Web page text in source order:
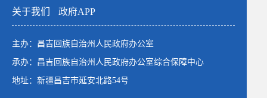
各县（市）人民政府
自治州人民政府领导同志审定。
（五）负责自治州人民政府政务值
关于我们
政府APP
主办：昌吉回族自治州人民政府办公室
承办：昌吉回族自治州人民政府办公室综合保障中心
地址：新疆昌吉市延安北路54号